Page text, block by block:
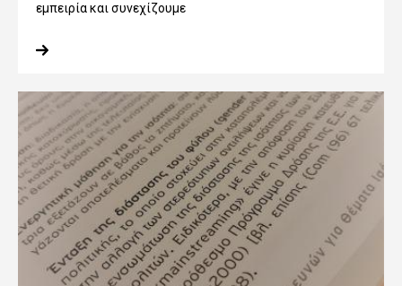
εμπειρία και συνεχίζουμε